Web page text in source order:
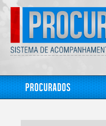
Procurados